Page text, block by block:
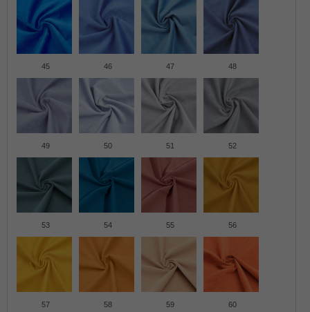
45 46 47 48
49 50 51 52
53 54 55 56
57 58 59 60